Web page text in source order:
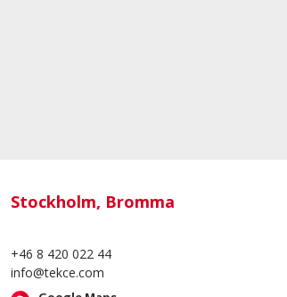
Stockholm, Bromma
+46 8 420 022 44
info@tekce.com